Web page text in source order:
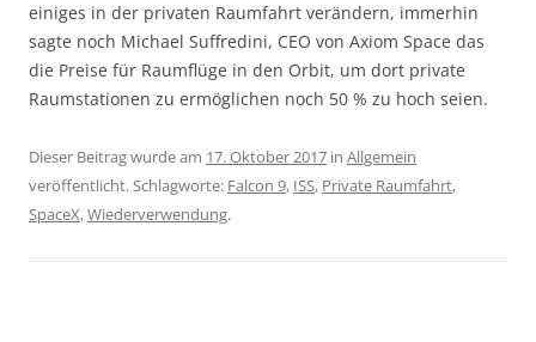
einiges in der privaten Raumfahrt verändern, immerhin
sagte noch Michael Suffredini, CEO von Axiom Space das
die Preise für Raumflüge in den Orbit, um dort private
Raumstationen zu ermöglichen noch 50 % zu hoch seien.
Dieser Beitrag wurde am 17. Oktober 2017 in Allgemein
veröffentlicht. Schlagworte: Falcon 9, ISS, Private Raumfahrt,
SpaceX,Wiederverwendung.